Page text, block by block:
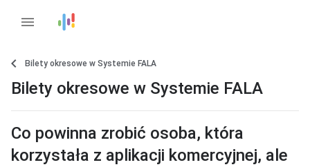
menu
Bilety okresowe w Systemie FALA
Bilety okresowe w Systemie FALA
Co powinna zrobić osoba, która
korzystała z aplikacji komercyjnej, ale